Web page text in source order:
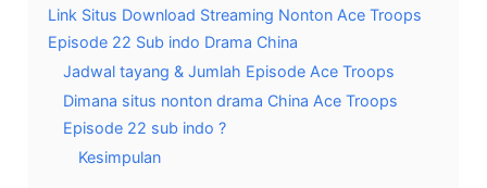
Link Situs Download Streaming Nonton Ace Troops
Episode 22 Sub indo Drama China
Jadwal tayang & Jumlah Episode Ace Troops
Dimana situs nonton drama China Ace Troops
Episode 22 sub indo ?
Kesimpulan